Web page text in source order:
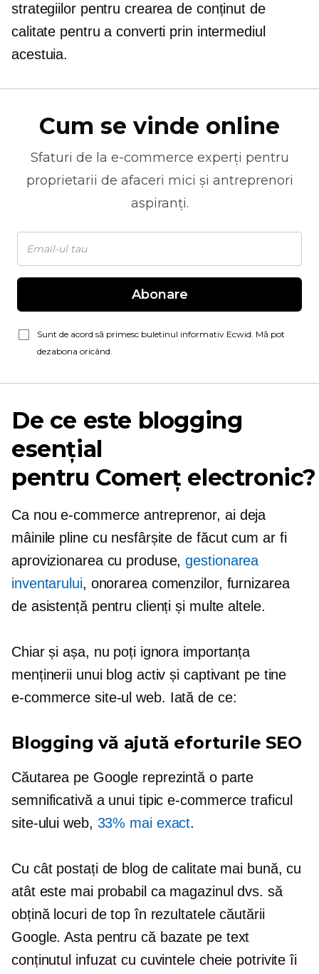
strategiilor pentru crearea de conținut de
calitate pentru a converti prin intermediul
acestuia.
Cum se vinde online
Sfaturi de la e-commerce experți pentru
proprietarii de afaceri mici și antreprenori
aspiranți.
Abonare
Sunt de acord să primesc buletinul informativ Ecwid. Mă pot
dezabona oricând.
De ce este blogging
esențial
pentru Comerț electronic?
Ca noue-commerce antreprenor, ai deja
mâinile pline cu nesfârșitede făcutcum ar fi
aprovizionarea cu produse,gestionarea
inventarului, onorarea comenzilor, furnizarea
de asistență pentru clienți și multe altele.
Chiar și așa, nu poți ignora importanța
menținerii unui blog activ și captivant pe tine
e-commerce site-ul web. Iată de ce:
Blogging vă ajută eforturile SEO
Căutarea pe Google reprezintă o parte
semnificativă a unui tipice-commerce traficul
site-ului web, 33% mai exact.
Cu cât postați de blog de calitate mai bună, cu
atât este mai probabil ca magazinul dvs. să
obțină locuri de top în rezultatele căutării
Google. Asta pentru că bazate pe text
conținutul infuzat cu cuvintele cheie potrivite îi